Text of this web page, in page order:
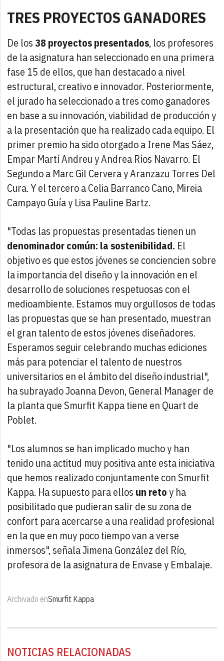
TRES PROYECTOS GANADORES
De los38 proyectos presentados, los profesores
de la asignatura han seleccionado en una primera
fase 15 de ellos, que han destacado a nivel
estructural, creativo e innovador. Posteriormente,
el jurado ha seleccionado a tres como ganadores
en base a su innovación, viabilidad de producción y
a la presentación que ha realizado cada equipo. El
primer premio ha sido otorgado a Irene Mas Sáez,
Empar Martí Andreu y Andrea Ríos Navarro. El
Segundo a Marc Gil Cervera y Aranzazu Torres Del
Cura. Y el tercero a Celia Barranco Cano, Mireia
Campayo Guía y Lisa Pauline Bartz.
"Todas las propuestas presentadas tienen un
denominador común: la sostenibilidad. El
objetivo es que estos jóvenes se conciencien sobre
la importancia del diseño y la innovación en el
desarrollo de soluciones respetuosas con el
medioambiente. Estamos muy orgullosos de todas
las propuestas que se han presentado, muestran
el gran talento de estos jóvenes diseñadores.
Esperamos seguir celebrando muchas ediciones
más para potenciar el talento de nuestros
universitarios en el ámbito del diseño industrial",
ha subrayado Joanna Devon, General Manager de
la planta que Smurfit Kappa tiene en Quart de
Poblet.
"Los alumnos se han implicado mucho y han
tenido una actitud muy positiva ante esta iniciativa
que hemos realizado conjuntamente con Smurfit
Kappa. Ha supuesto para ellos un retoy ha
posibilitado que pudieran salir de su zona de
confort para acercarse a una realidad profesional
en la que en muy poco tiempo van a verse
inmersos", señala Jimena González del Río,
profesora de la asignatura de Envase y Embalaje.
Archivado enSmurfit Kappa
NOTICIAS RELACIONADAS